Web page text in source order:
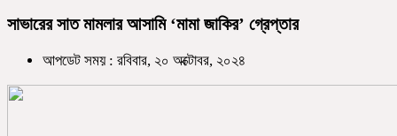
সাভারের সাত মামলার আসামি ‘মামা জাকির’ গ্রেপ্তার
আপডেট সময় : রবিবার, ২০ অক্টোবর, ২০২৪